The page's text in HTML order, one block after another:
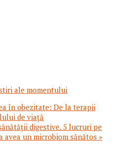
ale momentului
în obezitate: De la terapii
de viață
digestive. 5 lucruri pe
un microbiom sănătos »